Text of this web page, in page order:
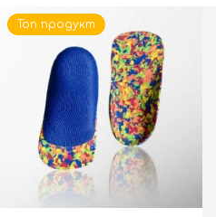
Топ продукт